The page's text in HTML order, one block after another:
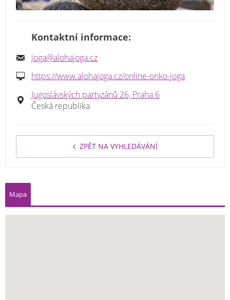
Kontaktní informace:
joga@alohajoga.cz
https://www.alohajoga.cz/online-onko-joga
Jugoslávských partyzánů 26, Praha 6
Česká republika
ZPĚT NA VYHLEDÁVÁNÍ
Mapa